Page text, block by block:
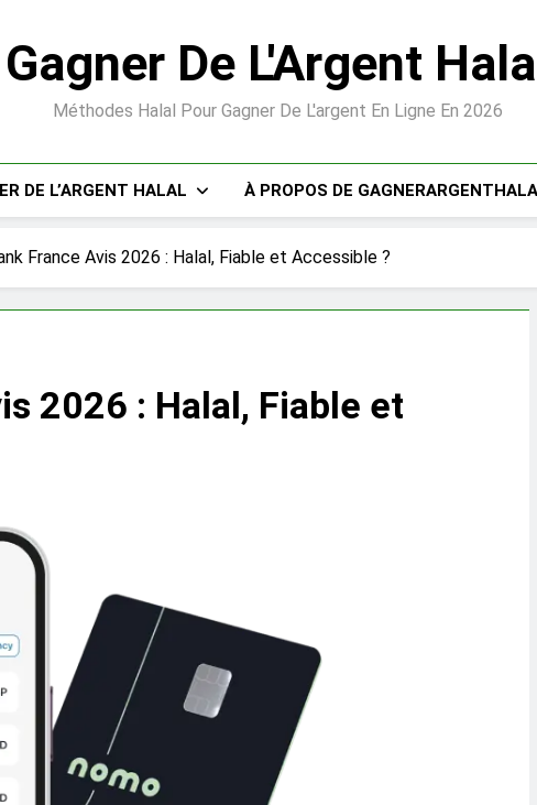
Gagner De L'Argent
Méthodes Halal Pour Gagner De L'argent En Ligne En 2026
DE L’ARGENT HALAL À PROPOS DE
France Avis 2026 : Halal, Fiable et Accessible ?
2026 : Halal, Fiable et